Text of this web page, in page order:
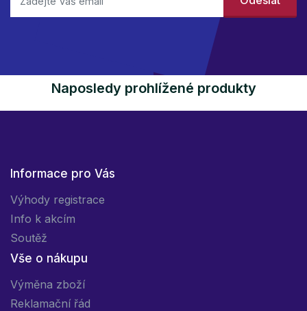
Naposledy prohlížené produkty
Informace pro Vás
Výhody registrace
Info k akcím
Soutěž
Vše o nákupu
Výměna zboží
Reklamační řád